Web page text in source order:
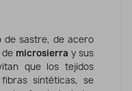
de sastre, de acero
de microsierra y sus
que los tejidos
sintéticas, se